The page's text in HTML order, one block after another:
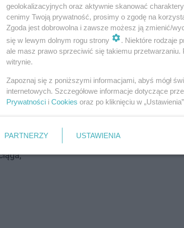
chmury.
geolokalizacyjnych oraz aktywnie skanować
cenimy Twoją prywatność, prosimy o zgodę na
Zgoda jest dobrowolna i zawsze możesz ją zmienić/
się w lewym dolnym rogu strony
. Niektóre rodzaje
ale masz prawo sprzeciwić się takiemu przetwarzaniu.
witrynie.
Zapoznaj się z poniższymi informacjami, abyś mógł
internetowych. Szczegółowe informacje dotyczące
Prywatności i Cookies oraz po kliknięciu w
PARTNERZY USTAWIENIA